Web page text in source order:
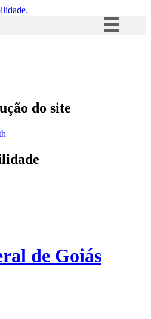
Acesso à informação
do site
de Goiás